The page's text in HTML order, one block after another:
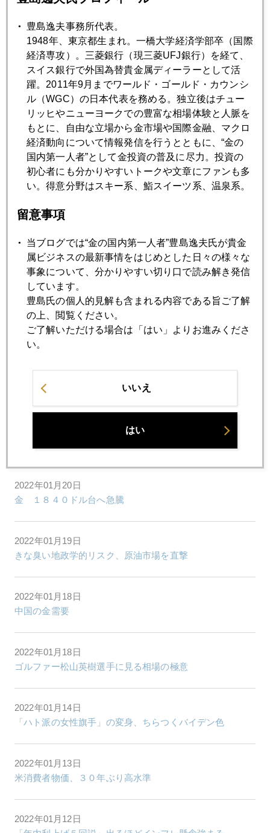
2022年
1月 2月 3月
7月 9月 10月 11月 12月
2022年01月31日
パウエル氏、市場の敵役に転身、株も金も転機
2022年01月28日
パウエル議長、強力なタカ派となり、金１８００ドル割れ
2022年01月27日
パウエル氏との蜜月に終止符？ＦＯＭＣ後、金急落
2022年01月26日
「ウクライナ有事の金」にご用心
2022年01月25日
ウクライナ「有事」に備える東欧諸国
2022年01月24日
当代随一のバブル研究者、日本株と金を推奨
2022年01月20日
金 １８４０ドル台へ急騰
2022年01月19日
きな臭い地政学的リスク、原油市場を直撃
2022年01月18日
中国の金需要
2022年01月18日
ゴルファー松山英樹選手に見る相場の極意
2022年01月14日
「ハト派の女性旗手」の変身、ちらつくバイデン色
2022年01月13日
米消費者物価、３０年ぶり高水準
2022年01月12日
豊島逸夫事務所代表。
1948年、東京都生まれ。一橋大学経済学部卒（国際
経済専攻）。三菱銀行（現三菱UFJ銀行）を経て、
スイス銀行で外国為替貴金属ディーラーとして活
躍。2011年9月までワールド・ゴールド・カウンシ
ル（WGC）の日本代表を務める。独立後はチュー
リッヒやニューヨークでの豊富な相場体験と人脈を
もとに、自由な立場から金市場や国際金融、マクロ
経済動向について情報発信を行うとともに、“金の
国内第一人者”として金投資の普及に尽力。投資の
初心者にも分かりやすいトークや文章にファンも多
い。得意分野はスキー系、鮨スイーツ系、温泉系。
留意事項
当ブログでは“金の国内第一人者”豊島逸夫氏が貴金
属ビジネスの最新事情をはじめとした日々の様々な
事象について、分かりやすい切り口で読み解き発信
しています。
豊島氏の個人的見解も含まれる内容である旨ご了解
の上、閲覧ください。
ご了解いただける場合は「はい」よりお進みくださ
い。
いいえ
はい